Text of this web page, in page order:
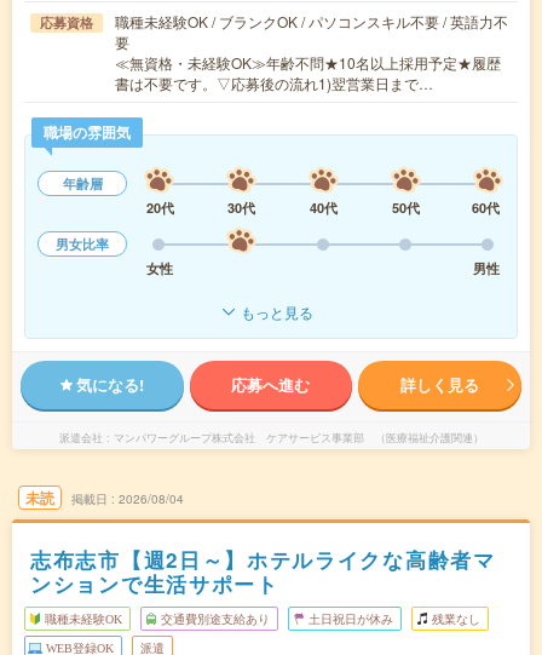
応募資格
職種未経験OK / ブランクOK / パソコンスキル不要 / 英語力不
要
≪無資格・未経験OK≫年齢不問★10名以上採用予定★履歴
書は不要です。▽応募後の流れ1)翌営業日まで…
職場の雰囲気
年齢層
20代
30代 40代 50代
60代
男女比率
女性
男性
もっと見る
気になる! 応募へ進む 詳しく見る
派遣会社 マンパワーグループ株式会社 ケアサービス事業部 （医療福祉介護関連）
未読 掲載日 2026/08/04
志布志市【週2日～】ホテルライクな高齢者マ
ンションで生活サポート
職種未経験OK 交通費別途支給あり 土日祝日が休み 残業なし
WEB登録OK 派遣